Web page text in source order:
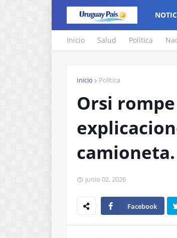
Inicio Salud Política
Inicio Política
Orsi
camioneta.
junio 02, 2026
Facebook